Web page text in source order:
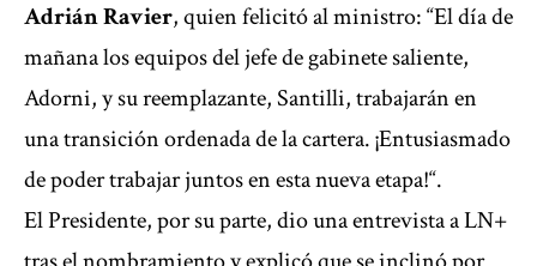
Adrián Ravier, quien felicitó al ministro: “El día de
mañana los equipos del jefe de gabinete saliente,
Adorni, y su reemplazante, Santilli, trabajarán en
una transición ordenada de la cartera. ¡Entusiasmado
de poder trabajar juntos en esta nueva etapa!“.
El Presidente, por su parte, dio una entrevista a LN+